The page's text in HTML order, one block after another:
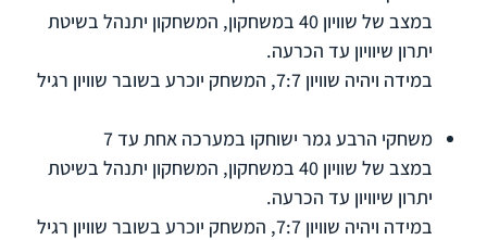
במצב של שוויון 40 במשחקון, המשחקון יתנהל בשיטת
יתרון שיוויון עד הכרעה.
במידה ויהיה שוויון 7:7, המשחק יוכרע בשובר שוויון רגיל
משחקי הרבע גמר ישוחקו במערכה אחת עד 7
במצב של שוויון 40 במשחקון, המשחקון יתנהל בשיטת
יתרון שיוויון עד הכרעה.
במידה ויהיה שוויון 7:7, המשחק יוכרע בשובר שוויון רגיל